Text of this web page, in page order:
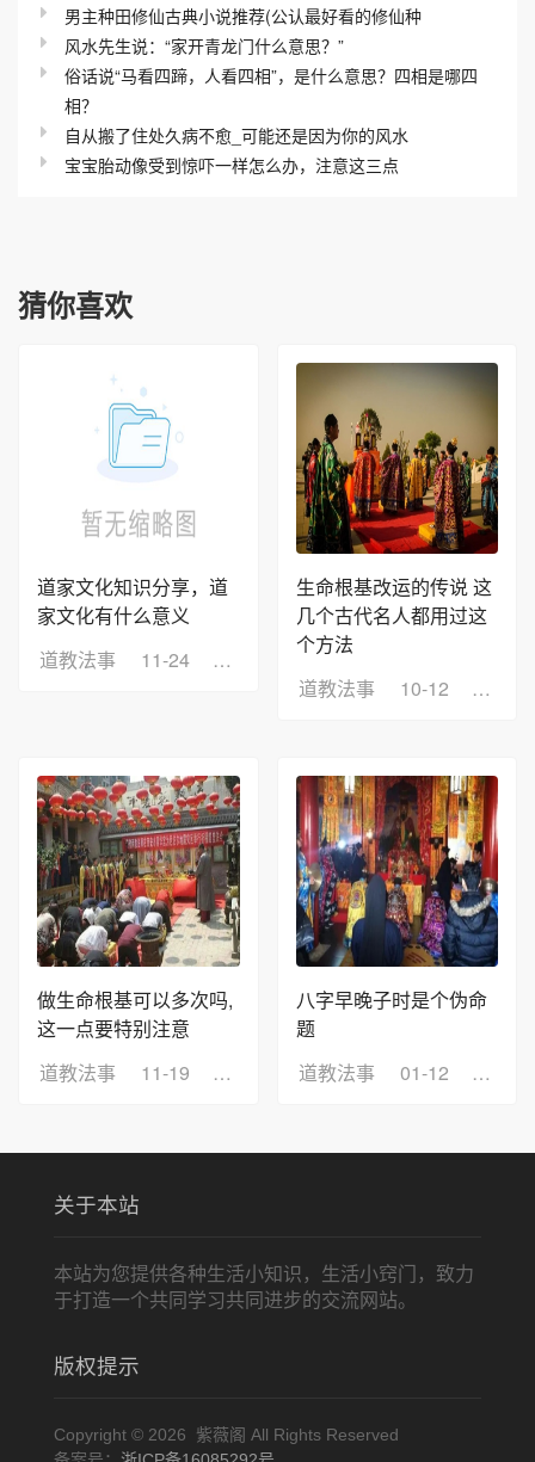
男主种田修仙古典小说推荐(公认最好看的修仙种
风水先生说：“家开青龙门什么意思？”
俗话说“马看四蹄，人看四相”，是什么意思？四相是哪四
相？
自从搬了住处久病不愈_可能还是因为你的风水
宝宝胎动像受到惊吓一样怎么办，注意这三点
猜你喜欢
道家文化知识分享，道
家文化有什么意义
道教法事
11-24 浏览：2
生命根基改运的传说 这
几个古代名人都用过这
个方法
道教法事
10-12 浏览
做生命根基可以多次吗,
这一点要特别注意
道教法事
11-19 浏览：5
八字早晚子时是个伪命
题
道教法事
01-12 浏览
关于本站
本站为您提供各种生活小知识，生活小窍门，致力
于打造一个共同学习共同进步的交流网站。
版权提示
Copyright © 2026 紫薇阁 All Rights Reserved